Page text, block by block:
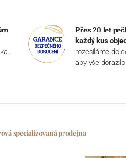
Přes 20 let
každý kus
rozesíláme do
aby vše
specializovaná prodejna